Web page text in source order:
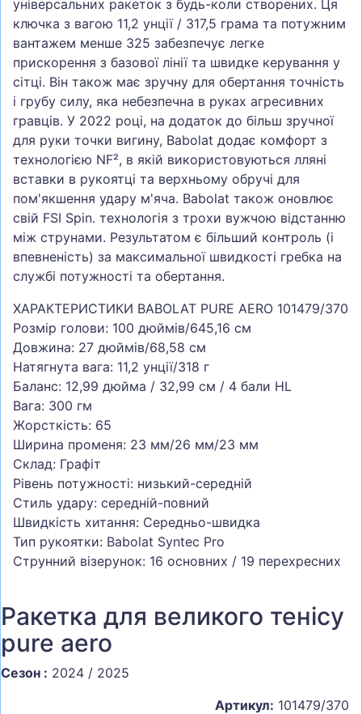
універсальних ракеток з будь-коли створених. Ця
ключка з вагою 11,2 унції / 317,5 грама та потужним
вантажем менше 325 забезпечує легке
прискорення з базової лінії та швидке керування у
сітці. Він також має зручну для обертання точність
і грубу силу, яка небезпечна в руках агресивних
гравців. У 2022 році, на додаток до більш зручної
для руки точки вигину, Babolat додає комфорт з
технологією NF², в якій використовуються лляні
вставки в рукоятці та верхньому обручі для
пом'якшення удару м'яча. Babolat також оновлює
свій FSI Spin. технологія з трохи вужчою відстанню
між струнами. Результатом є більший контроль (і
впевненість) за максимальної швидкості гребка на
службі потужності та обертання.
ХАРАКТЕРИСТИКИ BABOLAT PURE AERO 101479/370
Розмір голови: 100 дюймів/645,16 см
Довжина: 27 дюймів/68,58 см
Натягнута вага: 11,2 унції/318 г
Баланс: 12,99 дюйма / 32,99 см / 4 бали HL
Вага: 300 гм
Жорсткість: 65
Ширина променя: 23 мм/26 мм/23 мм
Склад: Графіт
Рівень потужності: низький-середній
Стиль удару: середній-повний
Швидкість хитання: Середньо-швидка
Тип рукоятки: Babolat Syntec Pro
Струнний візерунок: 16 основних / 19 перехресних
Ракетка для великого тенісу
pure aero
Сезон : 2024 / 2025
Артикул: 101479/370